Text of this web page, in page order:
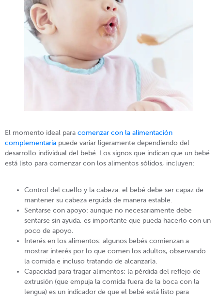
El momento ideal para comenzar con la alimentación
complementaria puede variar ligeramente dependiendo del
desarrollo individual del bebé. Los signos que indican que un bebé
está listo para comenzar con los alimentos sólidos, incluyen:
Control del cuello y la cabeza: el bebé debe ser capaz de
mantener su cabeza erguida de manera estable.
Sentarse con apoyo: aunque no necesariamente debe
sentarse sin ayuda, es importante que pueda hacerlo con un
poco de apoyo.
Interés en los alimentos: algunos bebés comienzan a
mostrar interés por lo que comen los adultos, observando
la comida e incluso tratando de alcanzarla.
Capacidad para tragar alimentos: la pérdida del reflejo de
extrusión (que empuja la comida fuera de la boca con la
lengua) es un indicador de que el bebé está listo para